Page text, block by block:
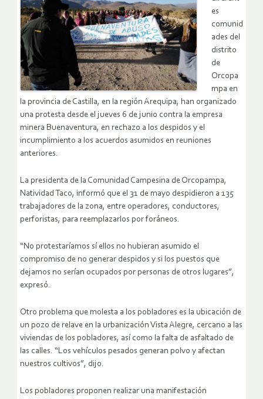
es
comunid
ades del
distrito
de
Orcopa
mpa en
la provincia de Castilla, en la región Arequipa, han organizado
una protesta desde el jueves 6 de junio contra la empresa
minera Buenaventura, en rechazo a los despidos y el
incumplimiento a los acuerdos asumidos en reuniones
anteriores.
La presidenta de la Comunidad Campesina de Orcopampa,
Natividad Taco, informó que el 31 de mayo despidieron a 135
trabajadores de la zona, entre operadores, conductores,
perforistas, para reemplazarlos por foráneos.
“No protestaríamos sí ellos no hubieran asumido el
compromiso de no generar despidos y si los puestos que
dejamos no serían ocupados por personas de otros lugares”,
expresó.
Otro problema que molesta a los pobladores es la ubicación de
un pozo de relave en la urbanización Vista Alegre, cercano a las
viviendas de los pobladores, así como la falta de asfaltado de
las calles. “Los vehículos pesados generan polvo y afectan
nuestros cultivos”, dijo.
Los pobladores proponen realizar una manifestación